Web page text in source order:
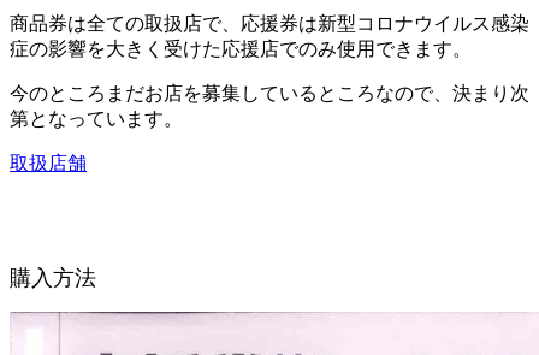
商品券は全ての取扱店で、応援券は新型コロナウイルス感染
症の影響を大きく受けた応援店でのみ使用できます。
今のところまだお店を募集しているところなので、決まり次
第となっています。
取扱店舗
購入方法